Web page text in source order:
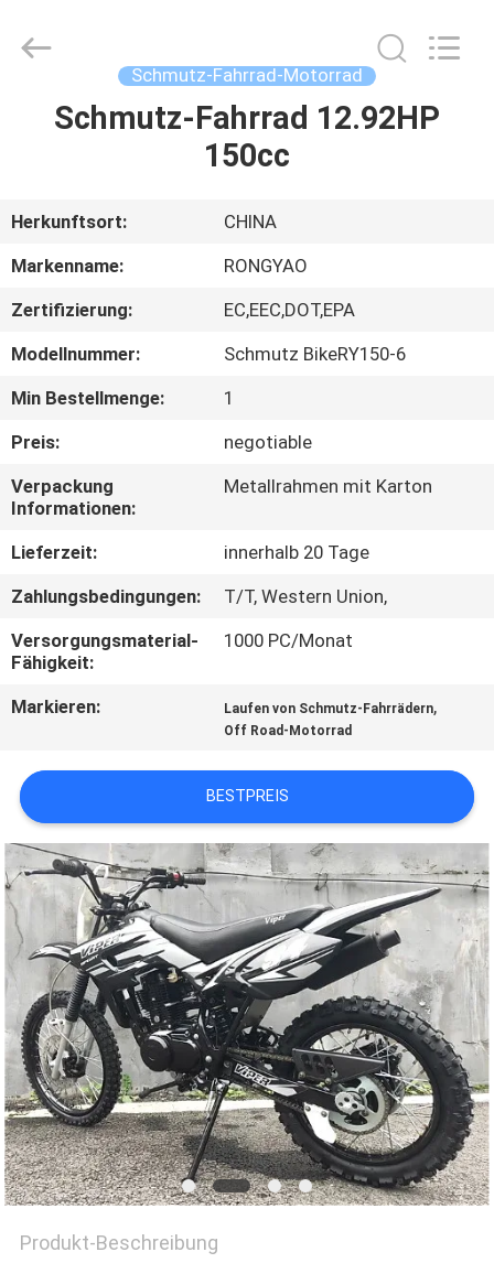
HAUS
ÜBER
UNS
FABRIK-
AUSFLUG
QUALITÄTSKONTROLLE
TRETEN
SIE
UNS
IN
FORDERN
SIE
EIN
ZITAT
SITEMAP
DATENSCHUTZRICHTLINIE
Co.,Ltd.
Schmutz-Fahrrad-Motorrad
Schmutz-Fahrrad 12.92HP
150cc
Herkunftsort:
CHINA
Markenname:
RONGYAO
Zertifizierung:
EC,EEC,DOT,EPA
Modellnummer:
Schmutz BikeRY150-6
Min Bestellmenge:
1
Preis:
negotiable
Verpackung
Informationen:
Metallrahmen mit Karton
Lieferzeit:
innerhalb 20 Tage
Zahlungsbedingungen:
T/T, Western Union,
Versorgungsmaterial-
Fähigkeit:
1000 PC/Monat
Markieren: Laufen von Schmutz-Fahrrädern,
Off Road-Motorrad
BESTPREIS
Produkt-Beschreibung